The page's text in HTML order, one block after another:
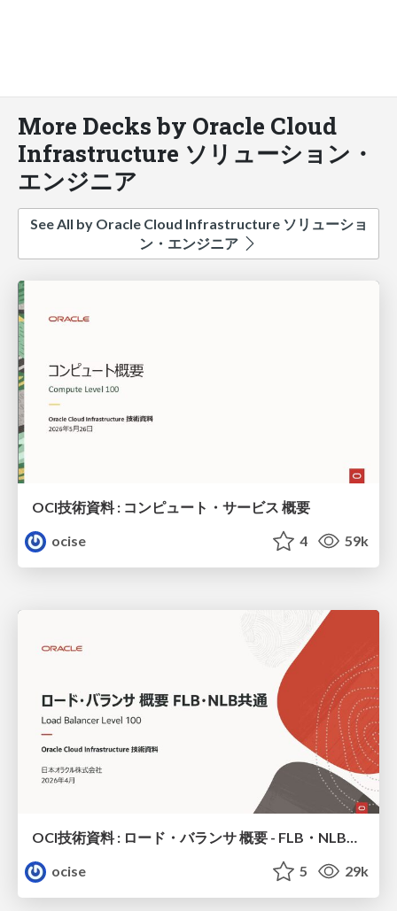
More Decks by Oracle Cloud
Infrastructure ソリューション・
エンジニア
See All by Oracle Cloud Infrastructure ソリューショ
ン・エンジニア
OCI技術資料 : コンピュート・サービス 概要
ocise
4 59k
ocise
5 29k